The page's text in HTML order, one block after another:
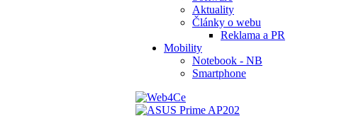
Aktuality
Články o webu
Reklama a PR
Mobility
Notebook - NB
Smartphone